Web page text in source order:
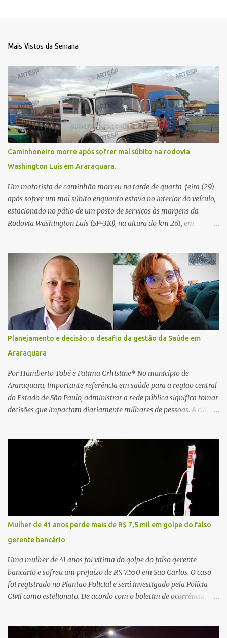
Mais Vistos da Semana
Caminhoneiro morre após sofrer mal súbito na rodovia
Washington Luís em Araraquara.
Um motorista de caminhão morreu na tarde de quarta-feira (29)
após sofrer um mal súbito enquanto estava no interior do veículo,
estacionado no pátio de um posto de serviços às margens da
Rodovia Washington Luís (SP-310), na altura do km 261, em
relatos de que havia um condutor inconsciente dentro de um
caminhão. Equipes de resgate foram rapidamente deslocadas ao
local e encontraram a vítima em parada cardiorrespiratória. Os
socorristas iniciaram imediatamente as manobras de reanimação
cardiopulmonar (RCP), porém, apesar de todos os esforços, o
motorista não respondeu aos procedimentos. Às 17h03, médicos
da Unidade de Suporte Avançado constataram o óbito da vítima.
Fonte: São Carlos Agora
Planejamento e decisão: o desafio da gestão da Saúde em
Araraquara
Por Humberto Tobé e Fatima Crhistine* No município de
Araraquara, importante referência em saúde para a região central
do Estado de São Paulo, administrar a rede pública significa tomar
decisões que impactam diariamente milhares de pessoas. A cidade
município, mas também de diversas cidades do entorno,
ampliando significativamente a responsabilidade da gestão sobre
o Sistema Único de Saúde (SUS). Nos últimos anos, o Governo
Federal tem ampliado investimentos destinados ao fortalecimento
da atenção básica, da infraestrutura hospitalar e da
regionalização dos serviços de saúde. Entretanto, em um cenário
de demandas crescentes e recursos necessariamente limitados, a
principal missão da gestão pública não é apenas investir mais,
mas decidir melhor onde investir para produzir o maior benefício
possível à população. Essa reflexão encontra respaldo tanto na
teoria da admini...
Mulher de 41 anos perde mais de R$ 7,5 mil em golpe do falso
gerente bancário
Uma mulher de 41 anos foi vítima do golpe do falso gerente
bancário e sofreu um prejuízo de R$ 7.550 em São Carlos. O caso
foi registrado no Plantão Policial e será investigado pela Polícia
Civil como estelionato. De acordo com o boletim de ocorrência, a
suspeito alegou que seria necessário atualizar o cadastro da conta